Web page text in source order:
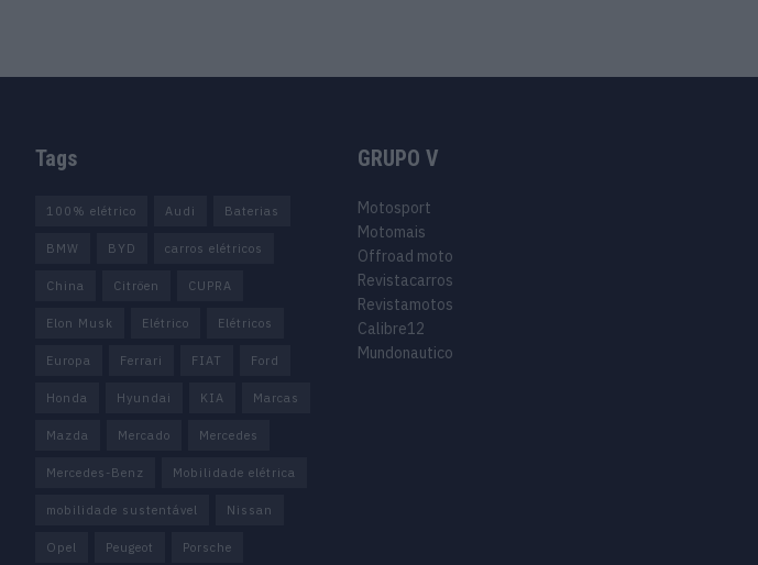
Tags
100% elétrico Audi Baterias
BMW BYD carros elétricos
China Citröen CUPRA
Elon Musk Elétrico Elétricos
Europa Ferrari FIAT Ford
Honda Hyundai KIA Marcas
Mazda Mercado Mercedes
Mercedes-Benz Mobilidade elétrica
mobilidade sustentável Nissan
Opel Peugeot Porsche
GRUPO V
Motosport
Motomais
Offroad moto
Revistacarros
Revistamotos
Calibre12
Mundonautico